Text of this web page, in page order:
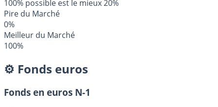
100% possible est le mieux20%
Pire du Marché
0%
Meilleur du Marché
100%
⚙️ Fonds euros
Fonds en euros N-1